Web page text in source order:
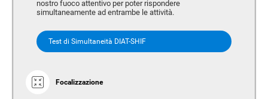
nostro fuoco attentivo per poter rispondere
simultaneamente ad entrambe le attività.
Test di Simultaneità DIAT-SHIF
Focalizzazione